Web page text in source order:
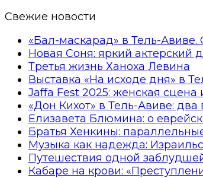
Свежие новости
«Бал-маскарад» в Тель-
Новая Соня: яркий актерский
Третья жизнь Ханоха Левина
Выставка «На исходе дня» в
Jaffa Fest 2025: женская
«Дон Кихот» в Тель-Авиве:
Елизавета Блюмина: о
Братья Хенкины:
Музыка как надежда:
Путешествия одной
Кабаре на крови: